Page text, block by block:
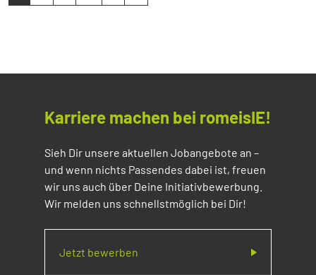
Karriere machen bei romeisIE!
Sieh Dir unsere aktuellen Jobangebote an –
und wenn nichts Passendes dabei ist, freuen
wir uns auch über Deine Initiativbewerbung.
Wir melden uns schnellstmöglich bei Dir!
Jetzt bewerben